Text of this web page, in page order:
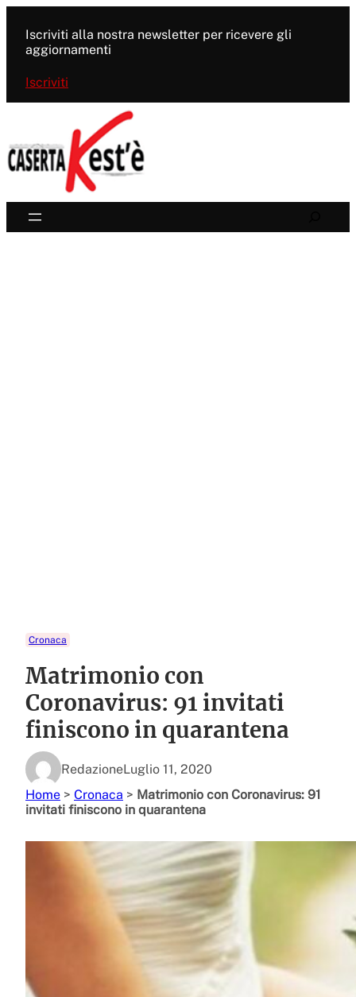
contenuto
Iscriviti alla nostra newsletter per ricevere gli
aggiornamenti
Iscriviti
Cronaca
Matrimonio con
Coronavirus: 91 invitati
finiscono in quarantena
RedazioneLuglio 11, 2020
Home > Cronaca > Matrimonio con Coronavirus: 91
invitati finiscono in quarantena